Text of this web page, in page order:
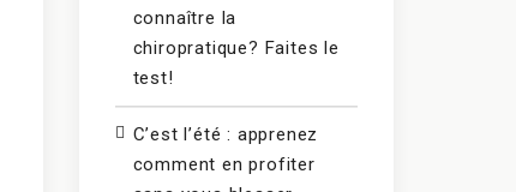
connaître la
chiropratique? Faites le
test!
C’est l’été : apprenez
comment en profiter